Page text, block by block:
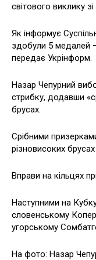
світового виклику
Як інформує
здобули 5 медалей
передає Укрінформ.
Назар Чепурний
стрибку, додавши
брусах.
Срібними
різновисоких
Вправи на кільцях
Наступними на
словенському
угорському
На фото: Назар